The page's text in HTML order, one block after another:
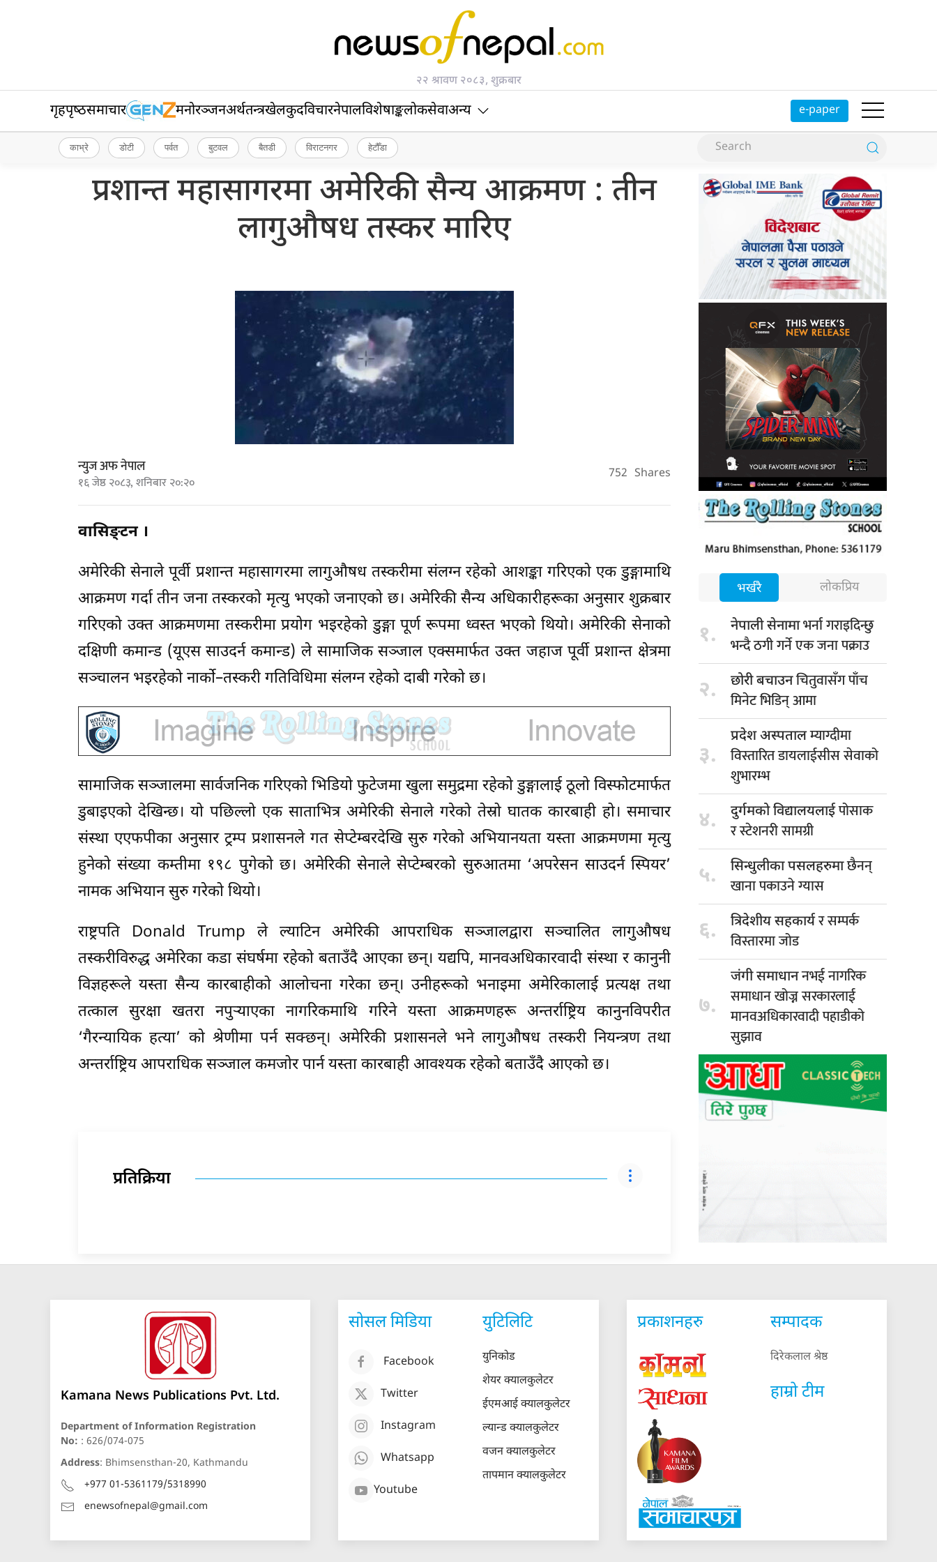
२२ श्रावण २०८३, शुक्रबार
गृहपृष्‍ठसमाचार मनोरञ्जनअर्थतन्त्रखेलकुदविचारनेपालविशेषाङ्कलोकसेवाअन्य e-paper
काभ्रे डोटी पर्वत बुटवल बैतडी विराटनगर हेटौँडा
प्रशान्त महासागरमा अमेरिकी सैन्य आक्रमण : तीन
लागुऔषध तस्कर मारिए
न्युज अफ नेपाल
१६ जेष्ठ २०८३, शनिबार २०:२० 752 Shares
वासिङ्टन ।
अमेरिकी सेनाले पूर्वी प्रशान्त महासागरमा लागुऔषध तस्करीमा संलग्न रहेको आशङ्का गरिएको एक डुङ्गामाथि
आक्रमण गर्दा तीन जना तस्करको मृत्यु भएको जनाएको छ। अमेरिकी सैन्य अधिकारीहरूका अनुसार शुक्रबार
गरिएको उक्त आक्रमणमा तस्करीमा प्रयोग भइरहेको डुङ्गा पूर्ण रूपमा ध्वस्त भएको थियो। अमेरिकी सेनाको
दक्षिणी कमान्ड (यूएस साउदर्न कमान्ड) ले सामाजिक सञ्जाल एक्समार्फत उक्त जहाज पूर्वी प्रशान्त क्षेत्रमा
सञ्चालन भइरहेको नार्को–तस्करी गतिविधिमा संलग्न रहेको दाबी गरेको छ।
सामाजिक सञ्जालमा सार्वजनिक गरिएको भिडियो फुटेजमा खुला समुद्रमा रहेको डुङ्गालाई ठूलो विस्फोटमार्फत
डुबाइएको देखिन्छ। यो पछिल्लो एक साताभित्र अमेरिकी सेनाले गरेको तेस्रो घातक कारबाही हो। समाचार
संस्था एएफपीका अनुसार ट्रम्प प्रशासनले गत सेप्टेम्बरदेखि सुरु गरेको अभियानयता यस्ता आक्रमणमा मृत्यु
हुनेको संख्या कम्तीमा १९८ पुगेको छ। अमेरिकी सेनाले सेप्टेम्बरको सुरुआतमा ‘अपरेसन साउदर्न स्पियर’
नामक अभियान सुरु गरेको थियो।
राष्ट्रपति Donald Trump ले ल्याटिन अमेरिकी आपराधिक सञ्जालद्वारा सञ्चालित लागुऔषध
तस्करीविरुद्ध अमेरिका कडा संघर्षमा रहेको बताउँदै आएका छन्। यद्यपि, मानवअधिकारवादी संस्था र कानुनी
विज्ञहरूले यस्ता सैन्य कारबाहीको आलोचना गरेका छन्। उनीहरूको भनाइमा अमेरिकालाई प्रत्यक्ष तथा
तत्काल सुरक्षा खतरा नपुर्‍याएका नागरिकमाथि गरिने यस्ता आक्रमणहरू अन्तर्राष्ट्रिय कानुनविपरीत
‘गैरन्यायिक हत्या’ को श्रेणीमा पर्न सक्छन्। अमेरिकी प्रशासनले भने लागुऔषध तस्करी नियन्त्रण तथा
अन्तर्राष्ट्रिय आपराधिक सञ्जाल कमजोर पार्न यस्ता कारबाही आवश्यक रहेको बताउँदै आएको छ।
प्रतिक्रिया
भर्खरै लोकप्रिय
१. नेपाली सेनामाभर्ना गराइदिन्छु
भन्दै ठगी गर्ने एक जना पक्राउ
२. छोरी बचाउनचितुवासँग पाँच
मिनेट भिडिन् आमा
३.
प्रदेश अस्पतालम्याग्दीमा
विस्तारित डायलाईसीस सेवाको
शुभारम्भ
४. दुर्गमको विद्यालयलाईपोसाक
र स्टेशनरी सामग्री
५. सिन्धुलीका पसलहरुमाछैनन्
खाना पकाउने ग्यास
६. त्रिदेशीय सहकार्यर सम्पर्क
विस्तारमा जोड
७.
जंगी समाधाननभई नागरिक
समाधान खोज्न सरकारलाई
मानवअधिकारवादी पहाडीको
सुझाव
Kamana News Publications Pvt. Ltd.
Department of Information Registration
No: : 626/074-075
Address: Bhimsensthan-20, Kathmandu
+977 01-5361179/5318990
enewsofnepal@gmail.com
सोसल मिडिया
Facebook
Twitter
Instagram
Whatsapp
Youtube
युटिलिटि
युनिकोड
शेयर क्यालकुलेटर
ईएमआई क्यालकुलेटर
ल्यान्ड क्यालकुलेटर
वजन क्यालकुलेटर
तापमान क्यालकुलेटर
प्रकाशनहरु सम्पादक
दिरेकलाल श्रेष्ठ
हाम्रो टीम